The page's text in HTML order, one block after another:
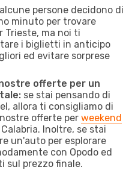
alcune persone decidono di
minuto per trovare
Trieste, ma noi ti
i biglietti in anticipo
ed evitare sorprese
offerte per un
se stai pensando di
allora ti consigliamo di
offerte per weekend
Inoltre, se stai
un'auto per esplorare
con Opodo ed
sul prezzo finale.